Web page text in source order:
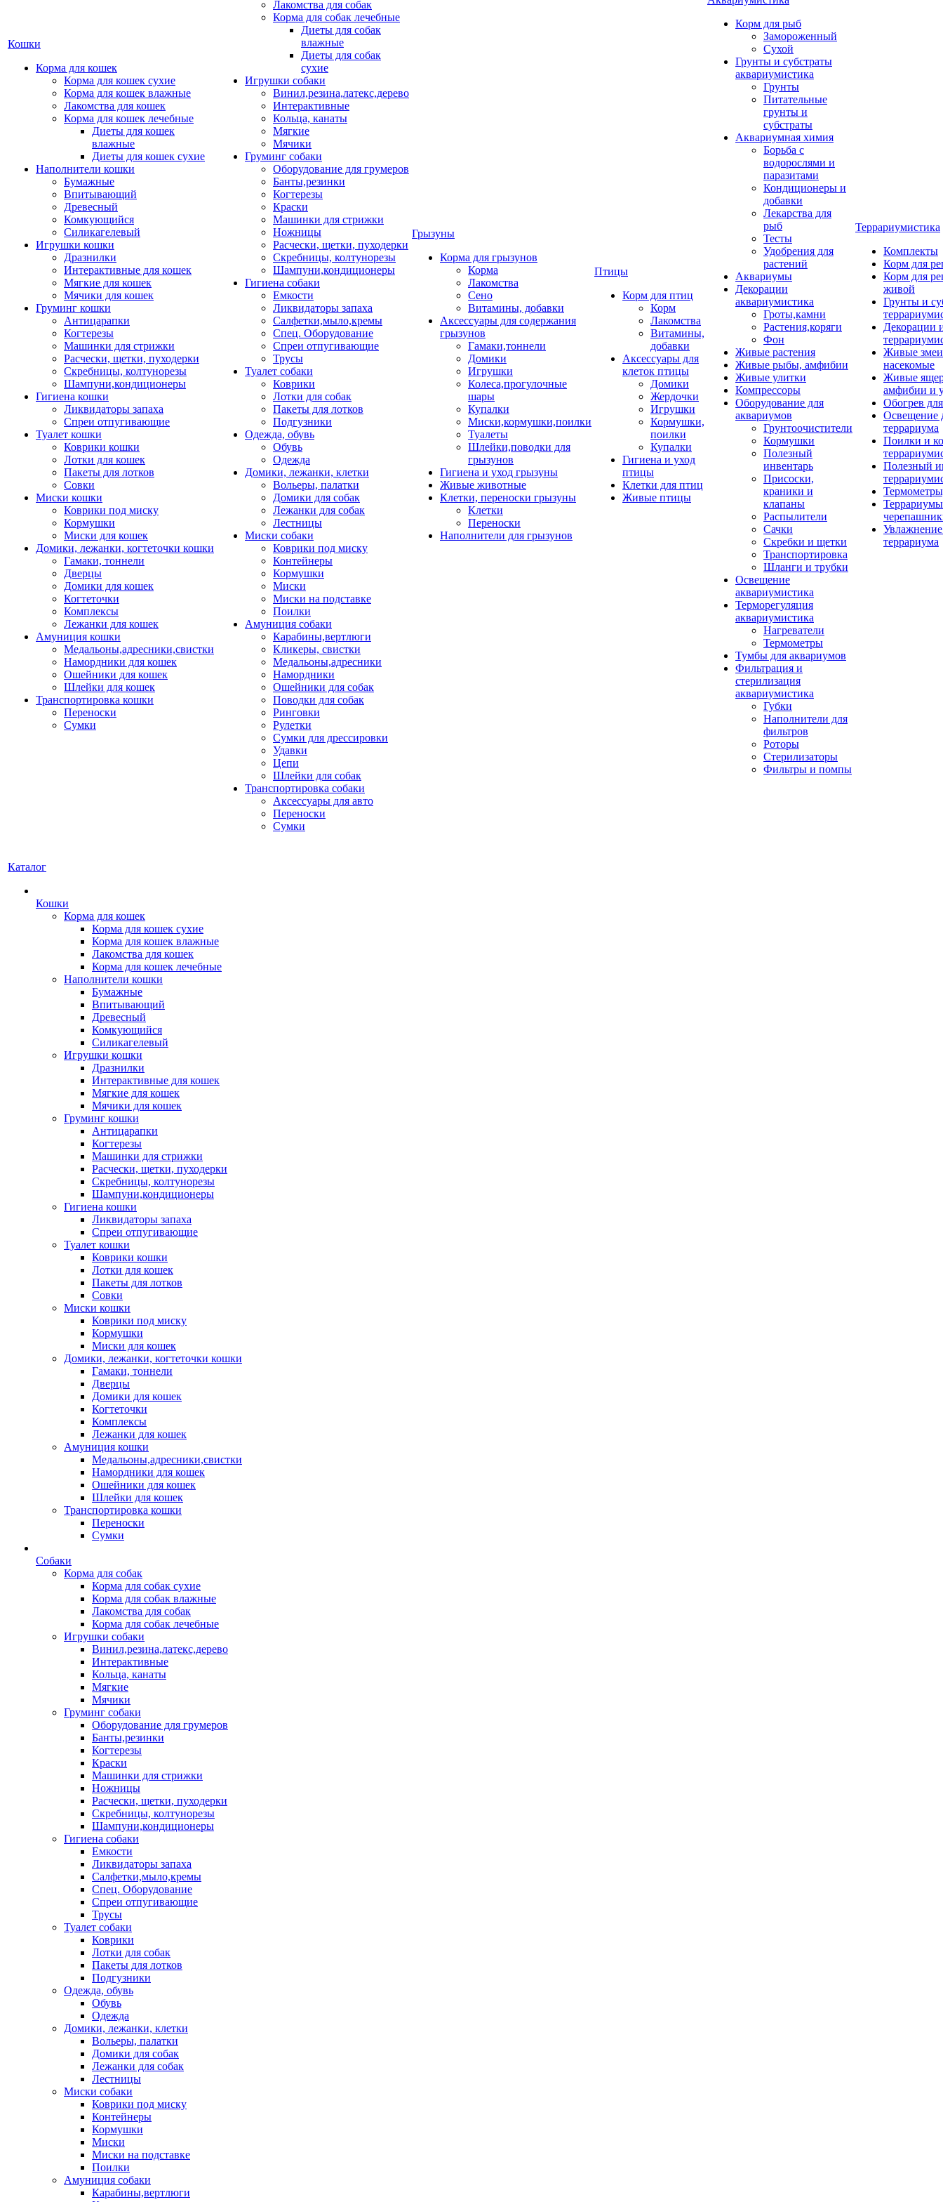
Кошки
Корма для кошек
Корма для кошек сухие
Корма для кошек влажные
Лакомства для кошек
Корма для кошек лечебные
Диеты для кошек
влажные
Диеты для кошек сухие
Наполнители кошки
Бумажные
Впитывающий
Древесный
Комкующийся
Силикагелевый
Игрушки кошки
Дразнилки
Интерактивные для кошек
Мягкие для кошек
Мячики для кошек
Груминг кошки
Антицарапки
Когтерезы
Машинки для стрижки
Расчески, щетки, пуходерки
Скребницы, колтунорезы
Шампуни,кондиционеры
Гигиена кошки
Ликвидаторы запаха
Спреи отпугивающие
Туалет кошки
Коврики кошки
Лотки для кошек
Пакеты для лотков
Совки
Миски кошки
Коврики под миску
Кормушки
Миски для кошек
Домики, лежанки, когтеточки кошки
Гамаки, тоннели
Дверцы
Домики для кошек
Когтеточки
Комплексы
Лежанки для кошек
Амуниция кошки
Медальоны,адресники,свистки
Намордники для кошек
Ошейники для кошек
Шлейки для кошек
Транспортировка кошки
Переноски
Сумки
Лакомства для собак
Корма для собак лечебные
Диеты для собак
влажные
Диеты для собак
сухие
Игрушки собаки
Винил,резина,латекс,дерево
Интерактивные
Кольца, канаты
Мягкие
Мячики
Груминг собаки
Оборудование для грумеров
Банты,резинки
Когтерезы
Краски
Машинки для стрижки
Ножницы
Расчески, щетки, пуходерки
Скребницы, колтунорезы
Шампуни,кондиционеры
Гигиена собаки
Емкости
Ликвидаторы запаха
Салфетки,мыло,кремы
Спец. Оборудование
Спреи отпугивающие
Трусы
Туалет собаки
Коврики
Лотки для собак
Пакеты для лотков
Подгузники
Одежда, обувь
Обувь
Одежда
Домики, лежанки, клетки
Вольеры, палатки
Домики для собак
Лежанки для собак
Лестницы
Миски собаки
Коврики под миску
Контейнеры
Кормушки
Миски
Миски на подставке
Поилки
Амуниция собаки
Карабины,вертлюги
Кликеры, свистки
Медальоны,адресники
Намордники
Ошейники для собак
Поводки для собак
Ринговки
Рулетки
Сумки для дрессировки
Удавки
Цепи
Шлейки для собак
Транспортировка собаки
Аксессуары для авто
Переноски
Сумки
Грызуны
Корма для грызунов
Корма
Лакомства
Сено
Витамины, добавки
Аксессуары для содержания
грызунов
Гамаки,тоннели
Домики
Игрушки
Колеса,прогулочные
шары
Купалки
Миски,кормушки,поилки
Туалеты
Шлейки,поводки для
грызунов
Гигиена и уход грызуны
Живые животные
Клетки, переноски грызуны
Клетки
Переноски
Наполнители для грызунов
Птицы
Корм для птиц
Корм
Лакомства
Витамины,
добавки
Аксессуары для
клеток птицы
Домики
Жердочки
Игрушки
Кормушки,
поилки
Купалки
Гигиена и уход
птицы
Клетки для птиц
Живые птицы
Корм для рыб
Замороженный
Сухой
Грунты и субстраты
аквариумистика
Грунты
Питательные
грунты и
субстраты
Аквариумная химия
Борьба с
водорослями и
паразитами
Кондиционеры и
добавки
Лекарства для
рыб
Тесты
Удобрения для
растений
Аквариумы
Декорации
аквариумистика
Гроты,камни
Растения,коряги
Фон
Живые растения
Живые рыбы, амфибии
Живые улитки
Компрессоры
Оборудование для
аквариумов
Грунтоочистители
Кормушки
Полезный
инвентарь
Присоски,
краники и
клапаны
Распылители
Сачки
Скребки и щетки
Транспортировка
Шланги и трубки
Освещение
аквариумистика
Терморегуляция
аквариумистика
Нагреватели
Термометры
Тумбы для аквариумов
Фильтрация и
стерилизация
аквариумистика
Губки
Наполнители для
фильтров
Роторы
Стерилизаторы
Фильтры и помпы
Террариумистика
Комплекты
Корм для
Корм для
живой
Грунты и
Декорации
Живые
насекомые
Живые
амфибии и
Обогрев
Освещение
террариума
Поилки и
Полезный
террариума
Каталог
Кошки
Корма для кошек
Корма для кошек сухие
Корма для кошек влажные
Лакомства для кошек
Корма для кошек лечебные
Наполнители кошки
Бумажные
Впитывающий
Древесный
Комкующийся
Силикагелевый
Игрушки кошки
Дразнилки
Интерактивные для кошек
Мягкие для кошек
Мячики для кошек
Груминг кошки
Антицарапки
Когтерезы
Машинки для стрижки
Расчески, щетки, пуходерки
Скребницы, колтунорезы
Шампуни,кондиционеры
Гигиена кошки
Ликвидаторы запаха
Спреи отпугивающие
Туалет кошки
Коврики кошки
Лотки для кошек
Пакеты для лотков
Совки
Миски кошки
Коврики под миску
Кормушки
Миски для кошек
Домики, лежанки, когтеточки кошки
Гамаки, тоннели
Дверцы
Домики для кошек
Когтеточки
Комплексы
Лежанки для кошек
Амуниция кошки
Медальоны,адресники,свистки
Намордники для кошек
Ошейники для кошек
Шлейки для кошек
Транспортировка кошки
Переноски
Сумки
Собаки
Корма для собак
Корма для собак сухие
Корма для собак влажные
Лакомства для собак
Корма для собак лечебные
Игрушки собаки
Винил,резина,латекс,дерево
Интерактивные
Кольца, канаты
Мягкие
Мячики
Груминг собаки
Оборудование для грумеров
Банты,резинки
Когтерезы
Краски
Машинки для стрижки
Ножницы
Расчески, щетки, пуходерки
Скребницы, колтунорезы
Шампуни,кондиционеры
Гигиена собаки
Емкости
Ликвидаторы запаха
Салфетки,мыло,кремы
Спец. Оборудование
Спреи отпугивающие
Трусы
Туалет собаки
Коврики
Лотки для собак
Пакеты для лотков
Подгузники
Одежда, обувь
Обувь
Одежда
Домики, лежанки, клетки
Вольеры, палатки
Домики для собак
Лежанки для собак
Лестницы
Миски собаки
Коврики под миску
Контейнеры
Кормушки
Миски
Миски на подставке
Поилки
Амуниция собаки
Карабины,вертлюги